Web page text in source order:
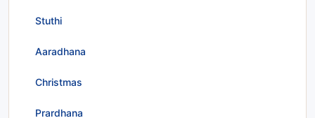
Stuthi
Aaradhana
Christmas
Prardhana